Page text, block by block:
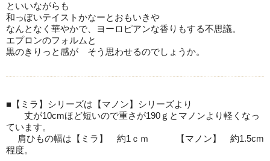
といいながらも
和っぽいテイストかなーとおもいきや
なんとなく華やかで、ヨーロピアンな香りもする不思議。
エプロンのフォルムと
黒のきりっと感が そう思わせるのでしょうか。
■【ミラ】シリーズは【マノン】シリーズより
丈が10cmほど短いので重さが190ｇとマノンより軽くなっ
ています。
肩ひもの幅は【ミラ】 約1ｃｍ 【マノン】 約1.5cm
程度。